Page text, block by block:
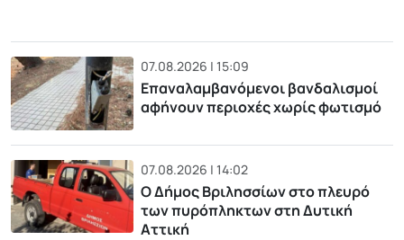
07.08.2026 | 15:09
Επαναλαμβανόμενοι βανδαλισμοί
αφήνουν περιοχές χωρίς φωτισμό
07.08.2026 | 14:02
Ο Δήμος Βριλησσίων στο πλευρό
των πυρόπληκτων στη Δυτική
Αττική